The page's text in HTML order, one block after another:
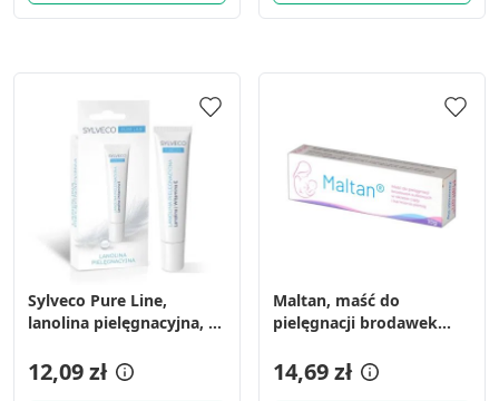
Sylveco Pure Line,
lanolina pielęgnacyjna, 15
12,09 zł
Maltan, maść do
pielęgnacji brodawek
ciąży i karmienia piersią,
10 g
14,69 zł